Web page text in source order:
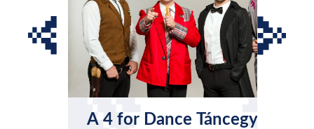
A 4 for Dance Táncegyüttes